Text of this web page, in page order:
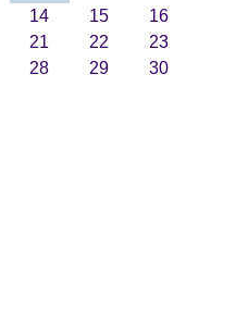
14 15
16
21 22
23
28 29
30